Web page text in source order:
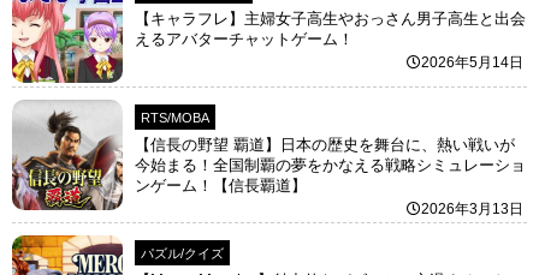
【キャラフレ】主婦女子高生やおっさん男子高生と出会
えるアバターチャットゲーム！
2026年5月14日
RTS/MOBA
【信長の野望 覇道】日本の歴史を舞台に、熱い戦いが
今始まる！全国制覇の夢をかなえる戦略シミュレーショ
ンゲーム！【信長覇道】
2026年3月13日
パズル/クイズ